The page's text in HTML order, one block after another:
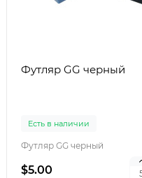
Футляр GG черный
Есть в наличии
Футляр GG черный
$5.00